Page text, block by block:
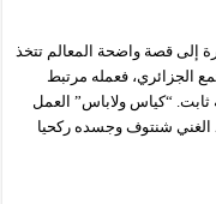
إلى قصة واضحة المعالم تتخذ
الجزائري، فعمله مرتبط
ثابت. “كياس ولاباس” العمل
شنتوف وجسده ركحيا